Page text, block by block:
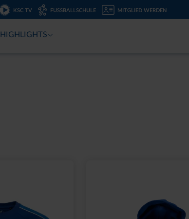
KSC TV FUSSBALLSCHULE MITGLIED WERDEN
HIGHLIGHTS